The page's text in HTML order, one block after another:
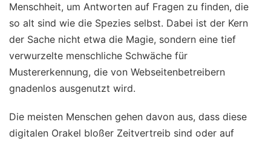
Menschheit, um Antworten auf Fragen zu finden, die
so alt sind wie die Spezies selbst. Dabei ist der Kern
der Sache nicht etwa die Magie, sondern eine tief
verwurzelte menschliche Schwäche für
Mustererkennung, die von Webseitenbetreibern
gnadenlos ausgenutzt wird.
Die meisten Menschen gehen davon aus, dass diese
digitalen Orakel bloßer Zeitvertreib sind oder auf